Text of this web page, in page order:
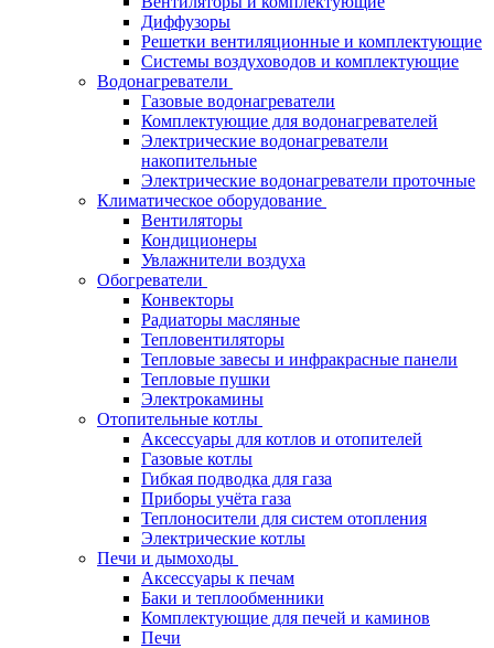
Диффузоры
Решетки вентиляционные и комплектующие
Системы воздуховодов и комплектующие
Водонагреватели
Газовые водонагреватели
Комплектующие для водонагревателей
Электрические водонагреватели
накопительные
Электрические водонагреватели проточные
Климатическое оборудование
Вентиляторы
Кондиционеры
Увлажнители воздуха
Обогреватели
Конвекторы
Радиаторы масляные
Тепловентиляторы
Тепловые завесы и инфракрасные панели
Тепловые пушки
Электрокамины
Отопительные котлы
Аксессуары для котлов и отопителей
Газовые котлы
Гибкая подводка для газа
Приборы учёта газа
Теплоносители для систем отопления
Электрические котлы
Печи и дымоходы
Аксессуары к печам
Баки и теплообменники
Комплектующие для печей и каминов
Печи